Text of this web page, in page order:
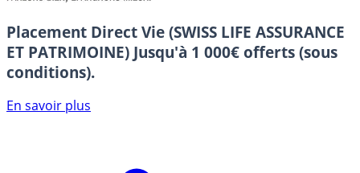
Placement Direct Vie (SWISS LIFE ASSURANCE
ET PATRIMOINE) Jusqu'à 1 000€ offerts (sous
conditions).
En savoir plus